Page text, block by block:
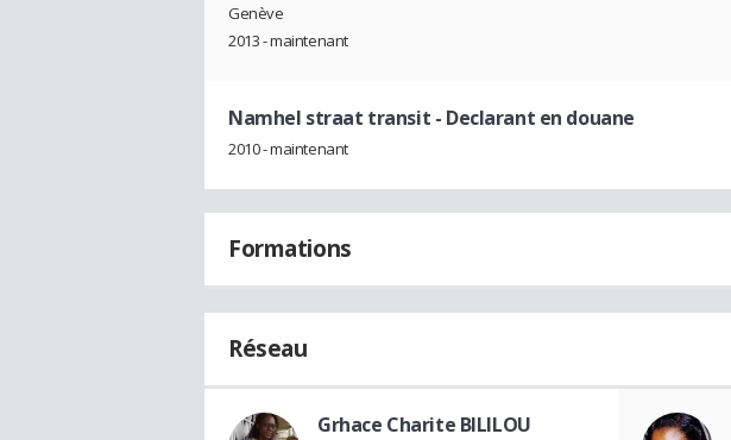
Genève
2013 - maintenant
Namhel straat transit - Declarant en douane
2010 - maintenant
Formations
Réseau
Grhace Charite BILILOU